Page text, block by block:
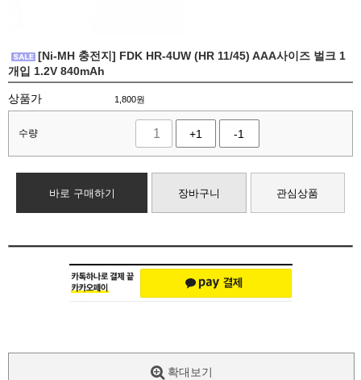
[Ni-MH 충전지] FDK HR-4UW (HR 11/45) AAA사이즈 벌크 1
개입 1.2V 840mAh
상품가 1,800원
수량 +1 -1
바로 구매하기 장바구니 관심상품
확대보기